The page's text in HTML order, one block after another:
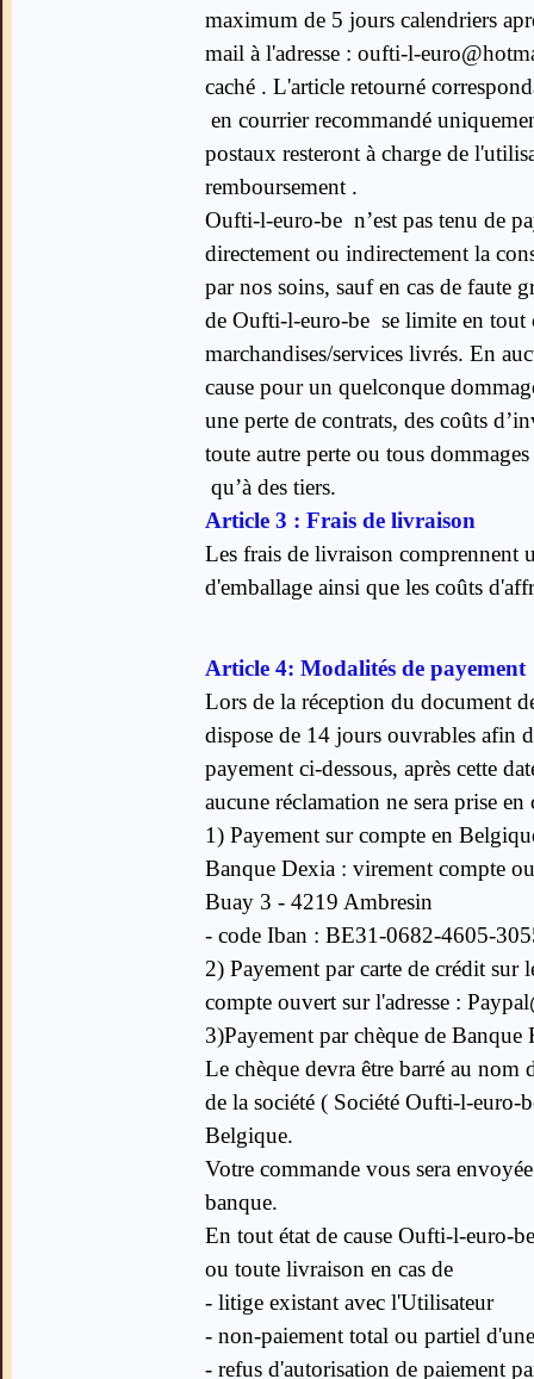
maximum de 5 jours calendriers
mail à l'adresse : oufti-l-
caché . L'article retourné
en courrier recommandé
postaux resteront à charge de
remboursement .
Oufti-l-euro-be n’est pas tenu de
directement ou indirectement la
par nos soins, sauf en cas de faute
de Oufti-l-euro-be se limite en tout
marchandises/services livrés. En
cause pour un quelconque
une perte de contrats, des coûts
toute autre perte ou tous
qu’à des tiers.
Article 3 : Frais de livraison
Les frais de livraison comprennent
d'emballage ainsi que les coûts
Article 4: Modalités de payement
Lors de la réception du document
dispose de 14 jours ouvrables afin
payement ci-dessous, après cette
aucune réclamation ne sera prise
1) Payement sur compte en
Banque Dexia : virement compte
Buay 3 - 4219 Ambresin
- code Iban : BE31-0682-4605-
2) Payement par carte de crédit sur
compte ouvert sur l'adresse :
3)Payement par chèque de Banque
Le chèque devra être barré au
de la société ( Société Oufti-l-
Belgique.
Votre commande vous sera
banque.
En tout état de cause Oufti-l-euro-
ou toute livraison en cas de
- litige existant avec l'Utilisateur
- non-paiement total ou partiel
- refus d'autorisation de paiement